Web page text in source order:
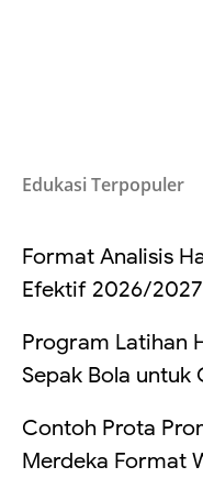
Edukasi Terpopuler
Format Analisis
Efektif 2026/
Program Latihan
Sepak Bola untuk
Contoh Prota
Merdeka Format